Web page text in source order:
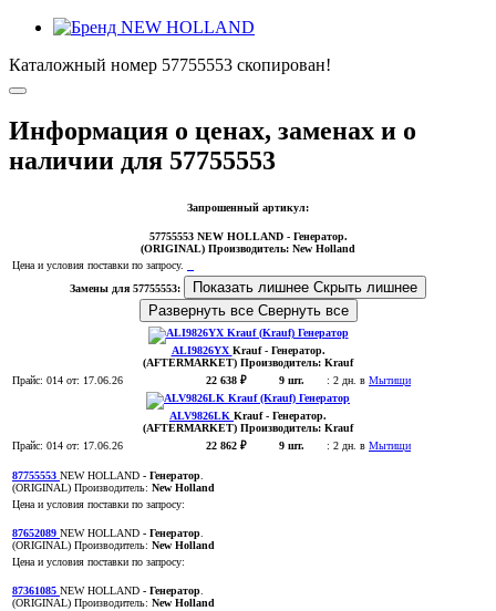
Каталожный номер 57755553 скопирован!
Информация о ценах, заменах и о
наличии для 57755553
Запрошенный артикул:
57755553 NEW HOLLAND - Генератор.
(ORIGINAL) Производитель: New Holland
Цена и условия поставки по запросу.
Замены для 57755553:
Показать лишнее Скрыть лишнее
Развернуть все Свернуть все
ALI9826YX Krauf- Генератор.
(AFTERMARKET) Производитель: Krauf
Прайс: 014 от: 17.06.26 22 638 ₽ 9 шт. : 2 дн. в Мытищи
ALV9826LK Krauf- Генератор.
(AFTERMARKET) Производитель: Krauf
Прайс: 014 от: 17.06.26 22 862 ₽ 9 шт. : 2 дн. в Мытищи
87755553 NEW HOLLAND - Генератор.
(ORIGINAL) Производитель: New Holland
Цена и условия поставки по запросу:
87652089 NEW HOLLAND - Генератор.
(ORIGINAL) Производитель: New Holland
Цена и условия поставки по запросу:
87361085 NEW HOLLAND - Генератор.
(ORIGINAL) Производитель: New Holland